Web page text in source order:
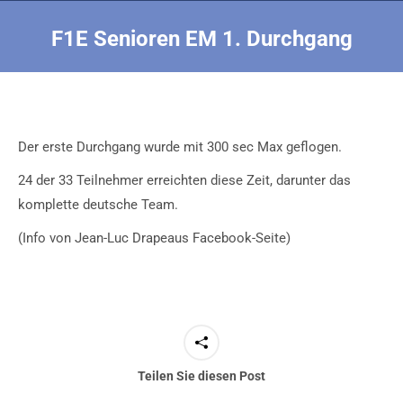
F1E Senioren EM 1. Durchgang
Der erste Durchgang wurde mit 300 sec Max geflogen.
24 der 33 Teilnehmer erreichten diese Zeit, darunter das
komplette deutsche Team.
(Info von Jean-Luc Drapeaus Facebook-Seite)
Teilen Sie diesen Post